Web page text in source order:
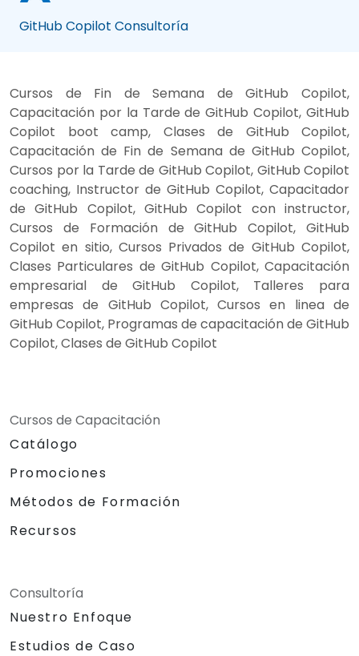
GitHub Copilot Consultoría
Cursos de Fin de Semana de GitHub Copilot,
Capacitación por la Tarde de GitHub Copilot, GitHub
Copilot boot camp, Clases de GitHub Copilot,
Capacitación de Fin de Semana de GitHub Copilot,
Cursos por la Tarde de GitHub Copilot, GitHub Copilot
coaching, Instructor de GitHub Copilot, Capacitador
de GitHub Copilot, GitHub Copilot con instructor,
Cursos de Formación de GitHub Copilot, GitHub
Copilot en sitio, Cursos Privados de GitHub Copilot,
Clases Particulares de GitHub Copilot, Capacitación
empresarial de GitHub Copilot, Talleres para
empresas de GitHub Copilot, Cursos en linea de
GitHub Copilot, Programas de capacitación de GitHub
Copilot, Clases de GitHub Copilot
Cursos de Capacitación
Catálogo
Promociones
Métodos de Formación
Recursos
Consultoría
Nuestro Enfoque
Estudios de Caso